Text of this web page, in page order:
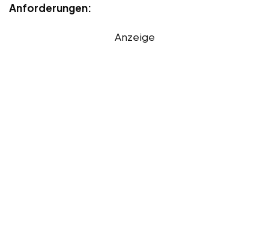
Anforderungen:
Anzeige